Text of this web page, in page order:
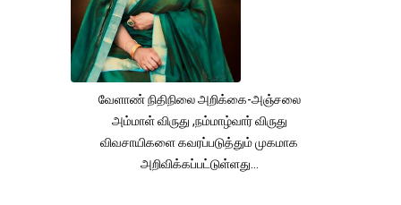
வேளாண் நிதிநிலை அறிக்கை-அஞ்சலை
அம்மாள் விருது ,நம்மாழ்வார் விருது
விவசாயிகளை கவரப்படுத்தும் முகமாக
அறிவிக்கப்பட்டுள்ளது...